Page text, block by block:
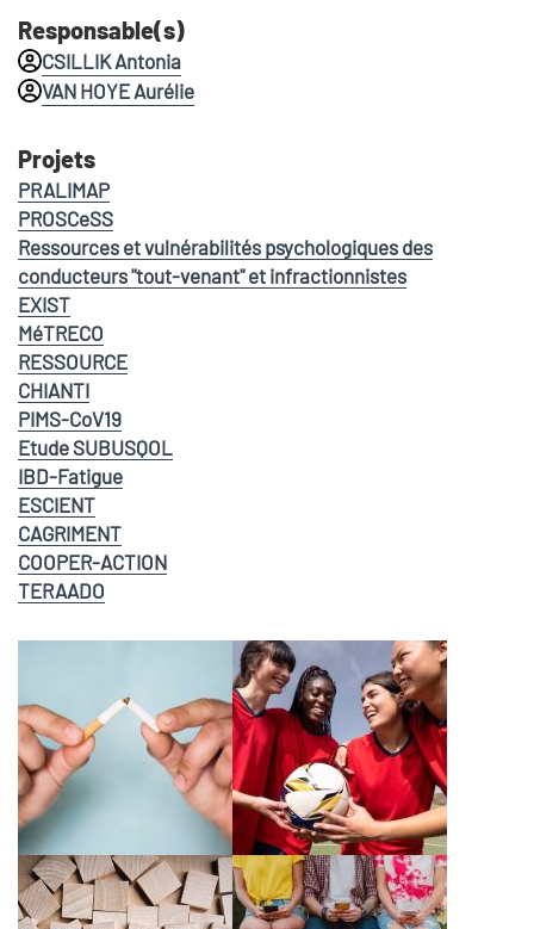
Responsable(s)
CSILLIK Antonia
VAN HOYE Aurélie
Projets
PRALIMAP
PROSCeSS
Ressources et vulnérabilités psychologiques des
conducteurs "tout-venant" et infractionnistes
EXIST
MéTRECO
RESSOURCE
CHIANTI
PIMS-CoV19
Etude SUBUSQOL
IBD-Fatigue
ESCIENT
CAGRIMENT
COOPER-ACTION
TERAADO